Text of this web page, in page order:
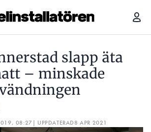
slapp äta
– minskade
08:27| UPPDATERAD8 APR 2021